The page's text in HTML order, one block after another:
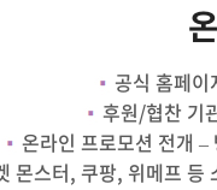
공식 홈페이
후원/협찬 기
온라인 프로모션 전개
몬스터, 쿠팡, 위메프 등